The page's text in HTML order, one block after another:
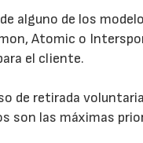
alguno de los
Atomic o
el cliente.
de retirada
las máximas